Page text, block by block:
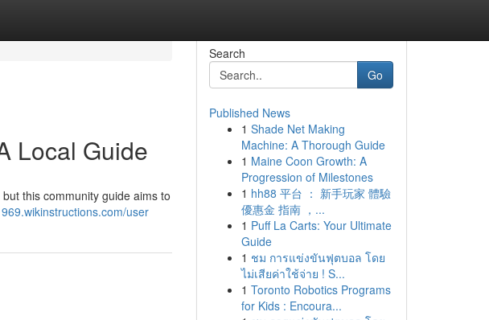
Local Guide
this community guide aims to
user
Search
Go
Published News
1 Shade Net Making
Machine: A Thorough Guide
1 Maine Coon Growth: A
Progression of Milestones
1 hh88 平台 ： 新手玩家 體驗
優惠金 指南 ，...
1 Puff La Carts: Your Ultimate
Guide
1 ชม การแข่งขันฟุตบอล โดย
ไม่เสียค่าใช้จ่าย ! S...
1 Toronto Robotics Programs
for Kids : Encoura...